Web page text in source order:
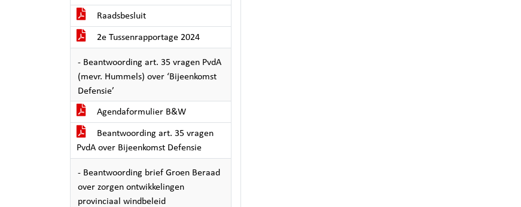
Raadsbesluit
2e Tussenrapportage 2024
- Beantwoording art. 35 vragen PvdA
(mevr. Hummels) over ‘Bijeenkomst
Defensie’
Agendaformulier B&W
Beantwoording art. 35 vragen
PvdA over Bijeenkomst Defensie
- Beantwoording brief Groen Beraad
over zorgen ontwikkelingen
provinciaal windbeleid